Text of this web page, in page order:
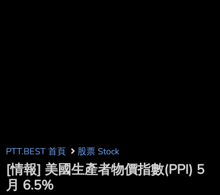
PTT.BEST 首頁 股票 Stock
[情報] 美國生產者物價指數(PPI) 5
月 6.5%